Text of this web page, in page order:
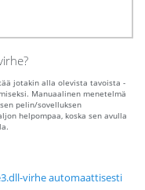
jotakin alla olevista tavoista -
Manuaalinen menetelmä
pelin/sovelluksen
helpompaa, koska sen avulla
virhe automaattisesti